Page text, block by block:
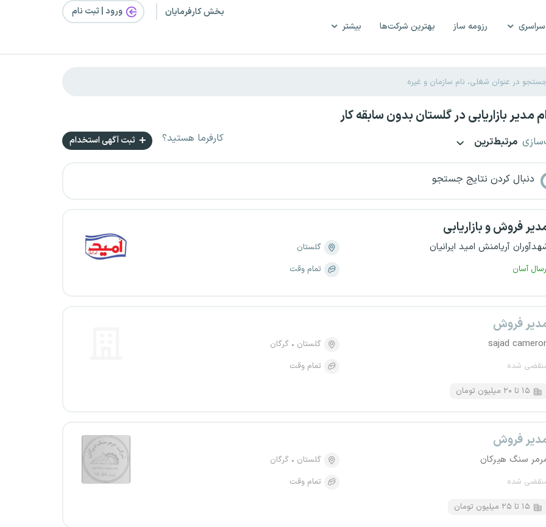
رزومه ساز بهترین شرکت‌ها بیشتر
بخش کارفرمایان ورود | ثبت‌ نام
مدیر بازاریابی در گلستان بدون سابقه کار
مرتبط‌ترین کارفرما هستید؟ ثبت آگهی استخدام
دنبال کردن نتایج جستجو
فروش و بازاریابی
آریامنش امید ایرانیان
آسان
گلستان
تمام وقت
فروش
sajad
شده
گلستان
گرگان
تمام وقت
۱۵ تا ۲۰ میلیون تومان
فروش
سنگ هیرکان
شده
گلستان
گرگان
تمام وقت
۱۵ تا ۲۵ میلیون تومان